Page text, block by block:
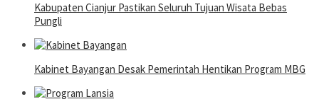
Kabupaten Cianjur Pastikan Seluruh Tujuan Wisata Bebas
Pungli
Kabinet Bayangan Desak Pemerintah Hentikan Program MBG